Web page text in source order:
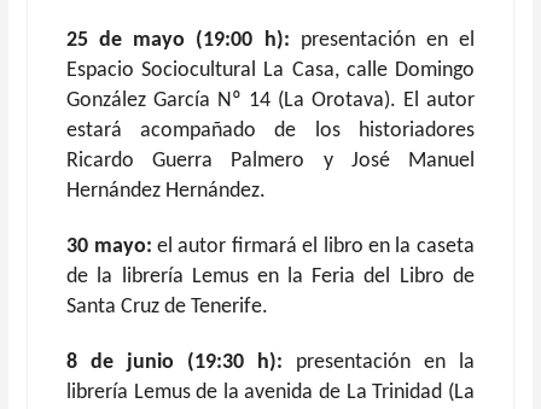
25 de mayo (19:00 h): presentación en el
Espacio Sociocultural La Casa, calle Domingo
González García Nº 14 (La Orotava). El autor
estará acompañado de los historiadores
Ricardo Guerra Palmero y José Manuel
Hernández Hernández.
30 mayo:el autor firmará el libro en la caseta
de la librería Lemus en la Feria del Libro de
Santa Cruz de Tenerife.
8 de junio (19:30 h): presentación en la
librería Lemus de la avenida de La Trinidad (La